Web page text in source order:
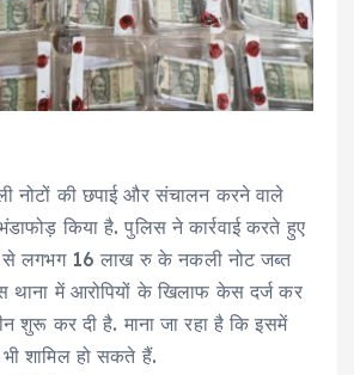
नोटों की छपाई और संचालन करने वाले
किया है. पुलिस ने कार्रवाई करते हुए
से लगभग 16 लाख रु के नकली नोट जब्त
थाना में आरोपियों के खिलाफ केस दर्ज कर
शुरू कर दी है. माना जा रहा है कि इसमें
भी शामिल हो सकते हैं.